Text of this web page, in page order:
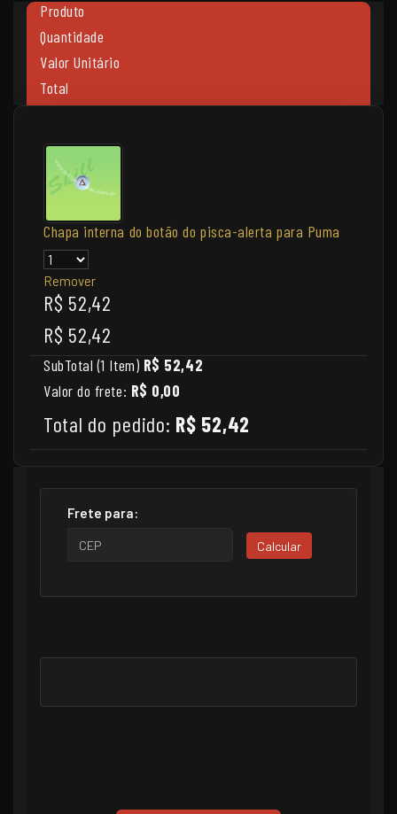
Produto
Quantidade
Valor Unitário
Total
Chapa interna do botão do pisca-alerta para Puma
Remover
R$ 52,42
R$ 52,42
SubTotal (1 Item) R$ 52,42
Valor do frete: R$ 0,00
Total do pedido: R$ 52,42
Frete para:
Calcular